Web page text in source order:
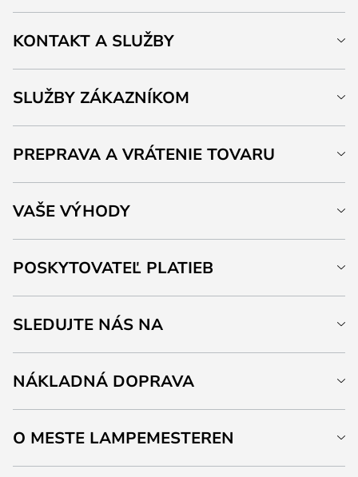
KONTAKT A SLUŽBY
SLUŽBY ZÁKAZNÍKOM
PREPRAVA A VRÁTENIE TOVARU
VAŠE VÝHODY
POSKYTOVATEĽ PLATIEB
SLEDUJTE NÁS NA
NÁKLADNÁ DOPRAVA
O MESTE LAMPEMESTEREN